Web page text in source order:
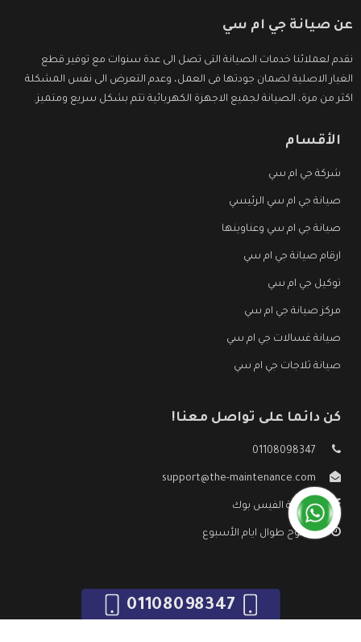
عن صيانة جي ام سي
نقدم لعملائنا خدمات الصيانة التى تصل الى عدة سنوات مع توفير قطع
الغيار الاصلية لضمان جودتها فى العمل، وعدم التعرض الى نفس المشكلة
اكثر من مرة، الصيانة لجميع الاجهزة الكهربائية تتم بشكل سريع ومتميز.
الأقسام
شركة جي ام سي
صيانة جي ام سي الرئيسي
صيانة جي ام سي وعناوينها
ارقام صيانة جي ام سي
توكيل جي ام سي
مركز صيانة جي ام سي
صيانة غسالات جي ام سي
صيانة ثلاجات جي ام سي
كن دائما على تواصل معنا!
01108098347
support@the-maintenance.com
صفحة الفيس بوك
مفتوح طوال ايام الأسبوع
01108098347